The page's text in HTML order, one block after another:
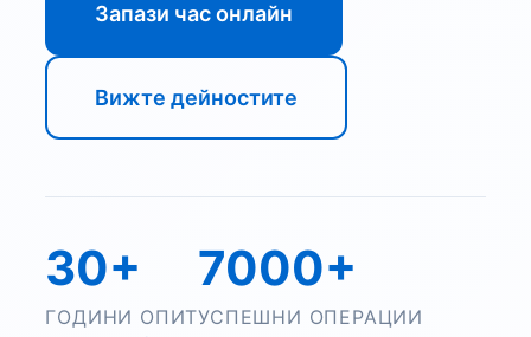
Запази час онлайн
Вижте дейностите
30+
ГОДИНИ ОПИТ
7000+
УСПЕШНИ ОПЕРАЦИИ